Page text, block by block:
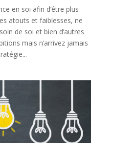
en soi afin d’être plus
atouts et faiblesses, ne
de soi et bien d’autres
mais n’arrivez jamais